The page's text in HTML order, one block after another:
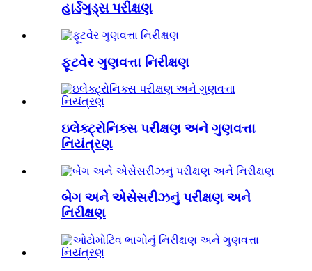
હાર્ડગુડ્સ પરીક્ષણ
ફૂટવેર ગુણવત્તા નિરીક્ષણ
ઇલેક્ટ્રોનિક્સ પરીક્ષણ અને ગુણવત્તા
નિયંત્રણ
બેગ અને એસેસરીઝનું પરીક્ષણ અને
નિરીક્ષણ